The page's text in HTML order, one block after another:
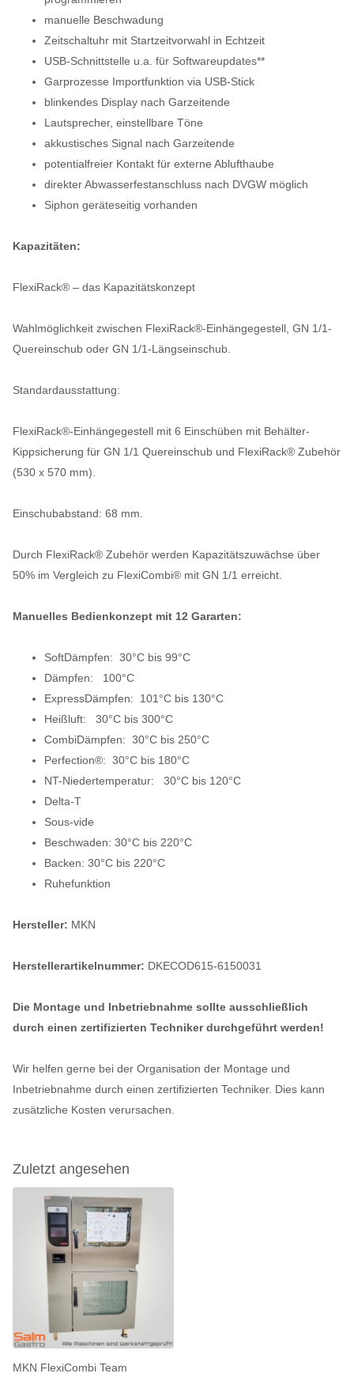
manuelle Beschwadung
Zeitschaltuhr mit Startzeitvorwahl in Echtzeit
USB-Schnittstelle u.a. für Softwareupdates**
Garprozesse Importfunktion via USB-Stick
blinkendes Display nach Garzeitende
Lautsprecher, einstellbare Töne
akkustisches Signal nach Garzeitende
potentialfreier Kontakt für externe Ablufthaube
direkter Abwasserfestanschluss nach DVGW möglich
Siphon geräteseitig vorhanden
Kapazitäten:
FlexiRack® – das Kapazitätskonzept
Wahlmöglichkeit zwischen FlexiRack®-Einhängegestell, GN 1/1-
Quereinschub oder GN 1/1-Längseinschub.
Standardausstattung:
FlexiRack®-Einhängegestell mit 6 Einschüben mit Behälter-
Kippsicherung für GN 1/1 Quereinschub und FlexiRack® Zubehör
(530 x 570 mm).
Einschubabstand: 68 mm.
Durch FlexiRack® Zubehör werden Kapazitätszuwächse über
50% im Vergleich zu FlexiCombi® mit GN 1/1 erreicht.
Manuelles Bedienkonzept mit 12 Gararten:
SoftDämpfen: 30°C bis 99°C
Dämpfen: 100°C
ExpressDämpfen: 101°C bis 130°C
Heißluft: 30°C bis 300°C
CombiDämpfen: 30°C bis 250°C
Perfection®: 30°C bis 180°C
NT-Niedertemperatur: 30°C bis 120°C
Delta-T
Sous-vide
Beschwaden: 30°C bis 220°C
Backen: 30°C bis 220°C
Ruhefunktion
Hersteller: MKN
Herstellerartikelnummer: DKECOD615-6150031
Die Montage und Inbetriebnahme sollte ausschließlich
durch einen zertifizierten Techniker durchgeführt werden!
Wir helfen gerne bei der Organisation der Montage und
Inbetriebnahme durch einen zertifizierten Techniker. Dies kann
zusätzliche Kosten verursachen.
Zuletzt angesehen
MKN FlexiCombi Team